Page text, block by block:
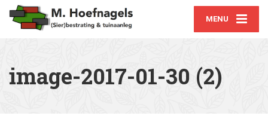
MENU
image-2017-01-30 (2)